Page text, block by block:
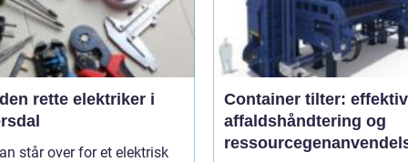
rette elektriker i
står over for et elektrisk
Container tilter:
affaldshåndtering og